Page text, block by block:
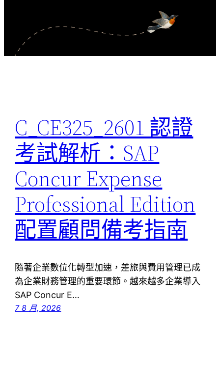
C_CE325_2601 認證
考試解析：SAP
Concur Expense
Professional Edition
配置顧問備考指南
隨著企業數位化轉型加速，差旅與費用管理已成
為企業財務管理的重要環節。越來越多企業導入
SAP Concur E…
7 8 月, 2026